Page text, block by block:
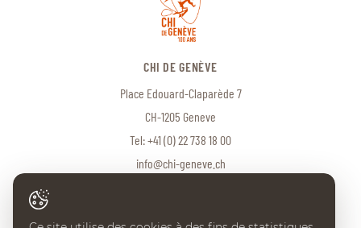
CHI DE GENÈVE
Place Edouard-Claparède 7
CH-1205 Geneve
Tel:+41 (0) 22 738 18 00
info@chi-geneve.ch